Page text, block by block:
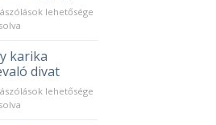
lehetősége
karika
divat
lehetősége